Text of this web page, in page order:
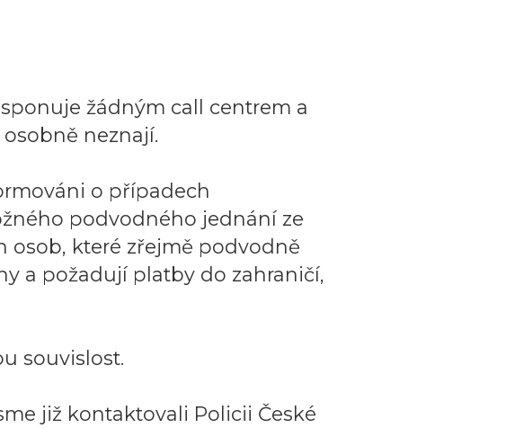
žádným call centrem a
neznají.
o případech
podvodného jednání ze
osob, které zřejmě podvodně
a požadují platby do zahraničí,
souvislost.
již kontaktovali Policii České